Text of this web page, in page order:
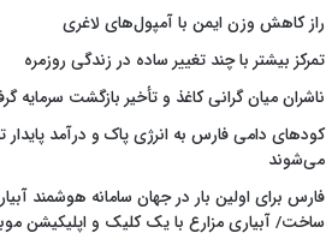
راز کاهش وزن ایمن با آمپول‌های لاغری
تمرکز بیشتر با چند تغییر ساده در زندگی روزمره
ناشران میان گرانی کاغذ و تأخیر بازگشت سرمایه
کودهای دامی فارس به انرژی پاک و درآمد پایدار
می‌شوند
فارس برای اولین بار در جهان سامانه هوشمند
ساخت/ آبیاری مزارع با یک کلیک و اپلیکیشن